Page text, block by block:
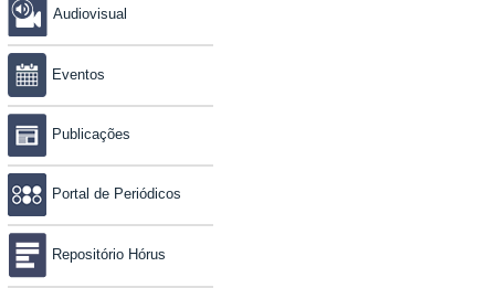
Audiovisual
Eventos
Publicações
Portal de Periódicos
Repositório Hórus